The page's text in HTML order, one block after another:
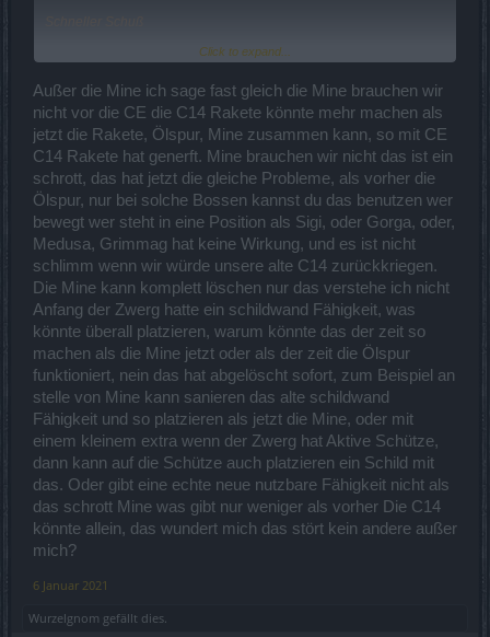
Flammenwerfer
Reichweite erhöhen
Animationswackeln reduzieren
Essis auf 2 runter
Dampf-Katalysator
sowohl Runspeed als auch Heilung nicht mehr im oberen
Bereich zu gebrauchen
altes verringern aller Abklingzeit war interessanter
Raketenflug
dauert viel zu lange, springt oft ehr nur hoch oder falsche
Richtung
Befreiung von allen zurück
Skill: hüpfen + mehr Dmg pro Mop auf Landepunkt für
Flammenwerfer = *piiep*
Dampfkosten runter, da für Kleine zu hoch, für Große
uninteressant
Synergie mit Eisenzwerg bringt hier genau was?
Spezialschuß
"kein klares Urteil gebildet"
Sprengkugel
= euer Stoff war guuut
Click to expand...
Außer die Mine ich sage fast gleich die Mine brauchen wir
nicht vor die CE die C14 Rakete könnte mehr machen als
jetzt die Rakete, Ölspur, Mine zusammen kann, so mit CE
C14 Rakete hat generft. Mine brauchen wir nicht das ist ein
schrott, das hat jetzt die gleiche Probleme, als vorher die
Ölspur, nur bei solche Bossen kannst du das benutzen wer
bewegt wer steht in eine Position als Sigi, oder Gorga, oder,
Medusa, Grimmag hat keine Wirkung, und es ist nicht
schlimm wenn wir würde unsere alte C14 zurückkriegen.
Die Mine kann komplett löschen nur das verstehe ich nicht
Anfang der Zwerg hatte ein schildwand Fähigkeit, was
könnte überall platzieren, warum könnte das der zeit so
machen als die Mine jetzt oder als der zeit die Ölspur
funktioniert, nein das hat abgelöscht sofort, zum Beispiel an
stelle von Mine kann sanieren das alte schildwand
Fähigkeit und so platzieren als jetzt die Mine, oder mit
einem kleinem extra wenn der Zwerg hat Aktive Schütze,
dann kann auf die Schütze auch platzieren ein Schild mit
das. Oder gibt eine echte neue nutzbare Fähigkeit nicht als
das schrott Mine was gibt nur weniger als vorher Die C14
könnte allein, das wundert mich das stört kein andere außer
mich?
6 Januar 2021
Wurzelgnom gefällt dies.